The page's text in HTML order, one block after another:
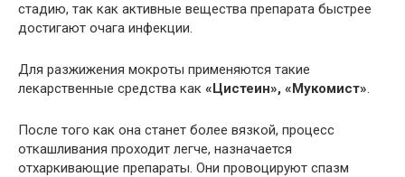
стадию, так как активные вещества препарата быстрее
достигают очага инфекции.
Для разжижения мокроты применяются такие
лекарственные средства как «Цистеин», «Мукомист».
После того как она станет более вязкой, процесс
откашливания проходит легче, назначается
отхаркивающие препараты. Они провоцируют спазм